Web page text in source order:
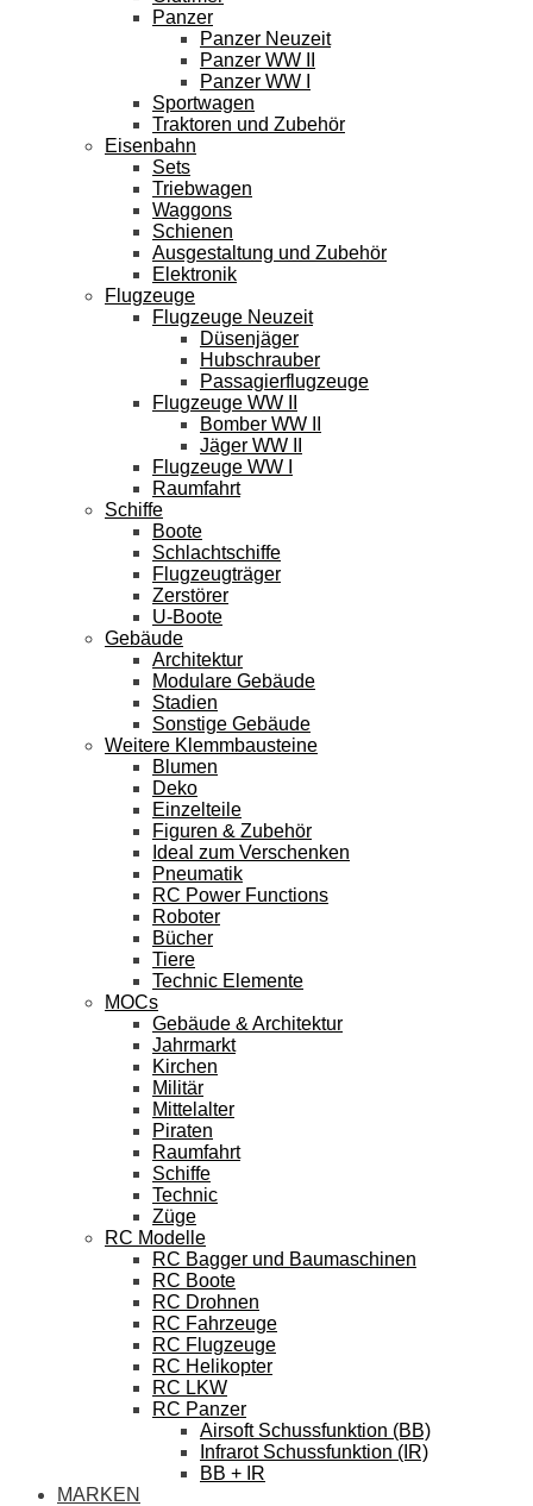
Panzer
Panzer Neuzeit
Panzer WW II
Panzer WW I
Sportwagen
Traktoren und Zubehör
Eisenbahn
Sets
Triebwagen
Waggons
Schienen
Ausgestaltung und Zubehör
Elektronik
Flugzeuge
Flugzeuge Neuzeit
Düsenjäger
Hubschrauber
Passagierflugzeuge
Flugzeuge WW II
Bomber WW II
Jäger WW II
Flugzeuge WW I
Raumfahrt
Schiffe
Boote
Schlachtschiffe
Flugzeugträger
Zerstörer
U-Boote
Gebäude
Architektur
Modulare Gebäude
Stadien
Sonstige Gebäude
Weitere Klemmbausteine
Blumen
Deko
Einzelteile
Figuren & Zubehör
Ideal zum Verschenken
Pneumatik
RC Power Functions
Roboter
Bücher
Tiere
Technic Elemente
MOCs
Gebäude & Architektur
Jahrmarkt
Kirchen
Militär
Mittelalter
Piraten
Raumfahrt
Schiffe
Technic
Züge
RC Modelle
RC Bagger und Baumaschinen
RC Boote
RC Drohnen
RC Fahrzeuge
RC Flugzeuge
RC Helikopter
RC LKW
RC Panzer
Airsoft Schussfunktion (BB)
Infrarot Schussfunktion (IR)
BB + IR
MARKEN